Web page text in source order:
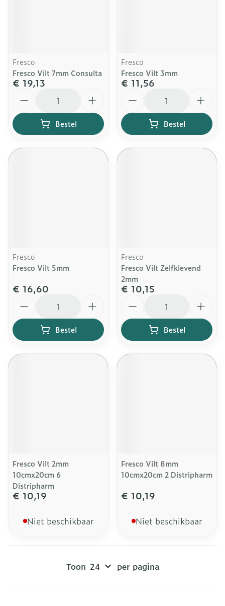
Fresco
Fresco Vilt 7mm Consulta
€ 19,13
Bestel
Fresco
Fresco Vilt 3mm
€ 11,56
Bestel
Fresco
Fresco Vilt 5mm
€ 16,60
Bestel
Fresco
Fresco Vilt Zelfklevend
2mm
€ 10,15
Bestel
Fresco Vilt 2mm
10cmx20cm 6
Distripharm
€ 10,19
Niet beschikbaar
Fresco Vilt 8mm
10cmx20cm 2 Distripharm
€ 10,19
Niet beschikbaar
Toon per pagina